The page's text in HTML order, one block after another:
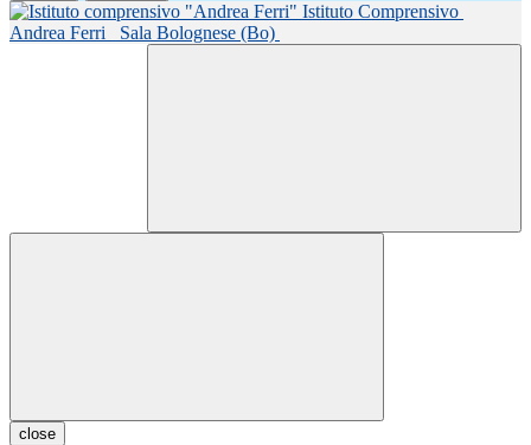
Istituto Comprensivo
Andrea Ferri
Sala Bolognese (Bo)
close